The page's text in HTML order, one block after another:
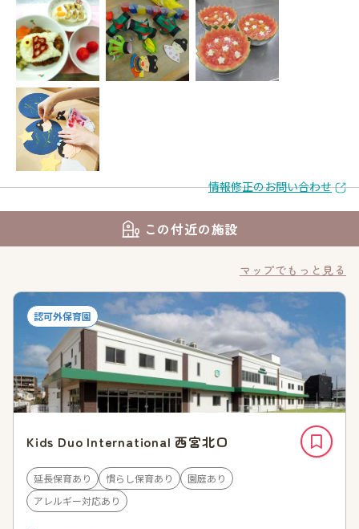
情報修正のお問い合わせ
この付近の施設
マップでもっと見る
認可外保育園
Kids Duo International 西宮北口
延長保育あり 慣らし保育あり
園庭あり
アレルギー対応あり